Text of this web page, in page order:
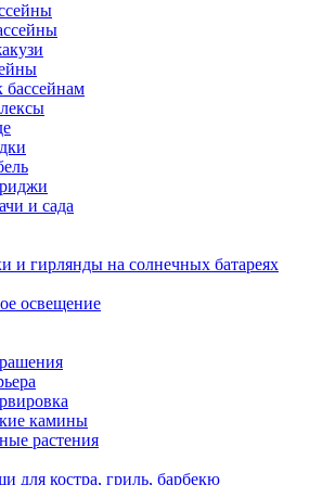
бассейнам
и сада
и гирлянды на солнечных батареях
освещение
камины
растения
для костра, гриль, барбекю